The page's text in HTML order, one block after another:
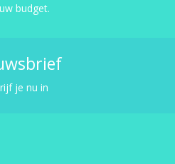
budget.
je nu in